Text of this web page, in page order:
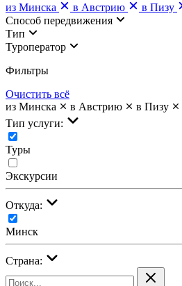
из Минска
в Австрию в Пизу
Cпособ передвижения
Тип
Туроператор
Фильтры
Очистить всё
из Минска
в Австрию в Пизу
Тип услуги:
Туры
Экскурсии
Откуда:
Минск
Страна: